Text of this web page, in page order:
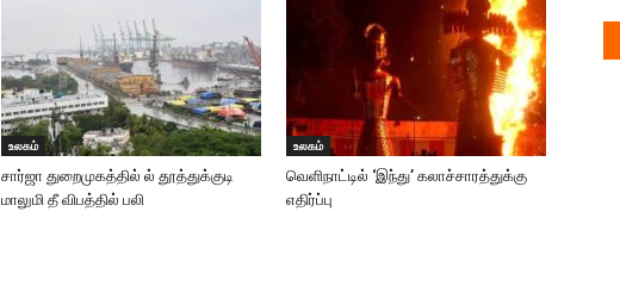
உலகம்
சார்ஜா துறைமுகத்தில் ல் தூத்துக்குடி
மாலுமி தீ விபத்தில் பலி
உலகம்
வெளிநாட்டில் ‘இந்து’ கலாச்சாரத்துக்கு
எதிர்ப்பு